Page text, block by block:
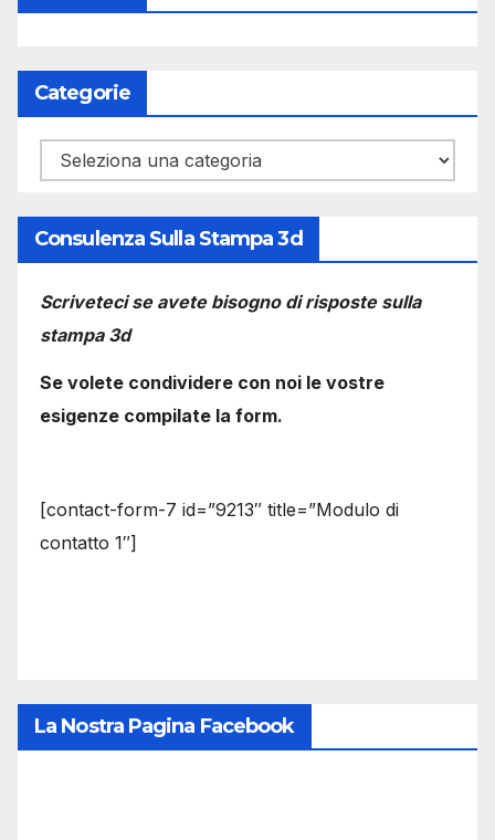
Categorie
Categorie
Consulenza Sulla Stampa 3d
Scriveteci se avete bisogno di risposte sulla
stampa 3d
Se volete condividere con noi le vostre
esigenze compilate la form.
[contact-form-7 id=”9213″ title=”Modulo di
contatto 1″]
La Nostra Pagina Facebook